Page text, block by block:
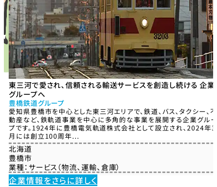
東三河で愛され、信頼される輸送サービスを創造し続ける 企業
グループへ
豊橋鉄道グループ
愛知県豊橋市を中心とした東三河エリアで、鉄道、バス、タクシー、不
動産など、鉄軌道事業を中心に多角的な事業を展開する企業グル
プです。1924年に豊橋電気軌道株式会社として設立され、2024年3
月には創立100周年...
北海道
豊橋市
業種： サービス（物流、運輸、倉庫）
企業情報をさらに詳しく